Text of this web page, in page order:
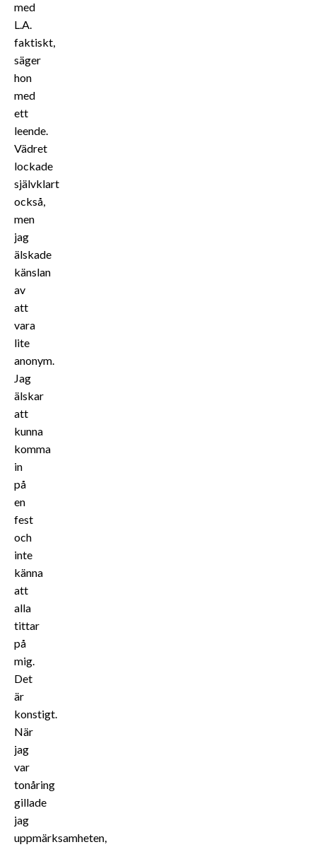
med
L.A.
faktiskt,
säger
hon
med
ett
leende.
Vädret
lockade
självklart
också,
men
jag
älskade
känslan
av
att
vara
lite
anonym.
Jag
älskar
att
kunna
komma
in
på
en
fest
och
inte
känna
att
alla
tittar
på
mig.
Det
är
konstigt.
När
jag
var
tonåring
gillade
jag
uppmärksamheten,